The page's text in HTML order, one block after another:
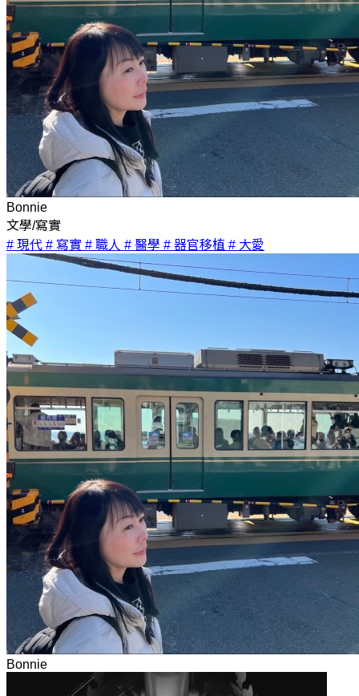
Bonnie
文學/寫實
# 現代 # 寫實 # 職人 # 醫學 # 器官移植 # 大愛
Bonnie